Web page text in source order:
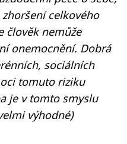
celkového
člověk nemůže
onemocnění. Dobrá
sociálních
tomuto riziku
je v tomto smyslu
výhodné)